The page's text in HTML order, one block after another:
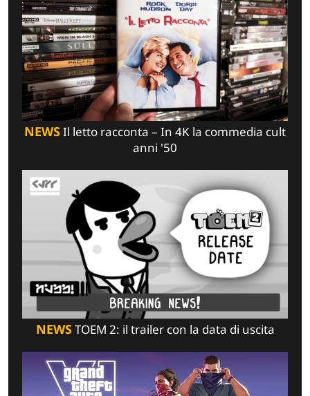
NEWSIl letto racconta – In 4K la commedia cult
anni '50
NEWSTOEM 2: il trailer con la data di uscita